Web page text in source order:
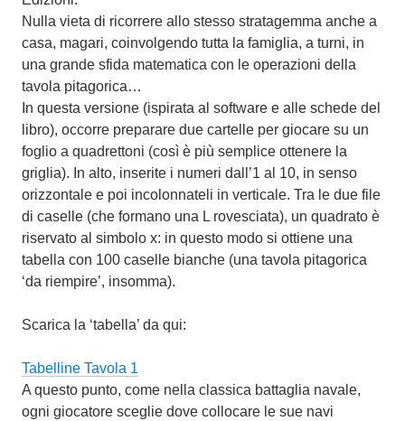
Nulla vieta di ricorrere allo stesso stratagemma anche a
casa, magari, coinvolgendo tutta la famiglia, a turni, in
una grande sfida matematica con le operazioni della
tavola pitagorica…
In questa versione (ispirata al software e alle schede del
libro), occorre preparare due cartelle per giocare su un
foglio a quadrettoni (così è più semplice ottenere la
griglia). In alto, inserite i numeri dall’1 al 10, in senso
orizzontale e poi incolonnateli in verticale. Tra le due file
di caselle (che formano una L rovesciata), un quadrato è
riservato al simbolo x: in questo modo si ottiene una
tabella con 100 caselle bianche (una tavola pitagorica
‘da riempire’, insomma).
Scarica la ‘tabella’ da qui:
Tabelline Tavola 1
A questo punto, come nella classica battaglia navale,
ogni giocatore sceglie dove collocare le sue navi